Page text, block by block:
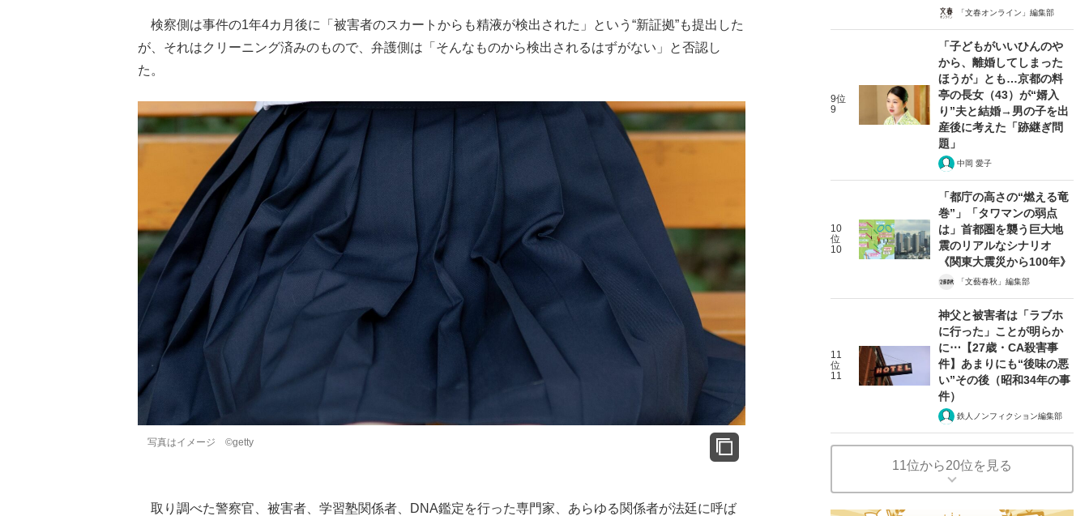
検察側は事件の1年4カ月後に「被害者のスカートからも精液が検出された」という“新証拠”も提出した
が、それはクリーニング済みのもので、弁護側は「そんなものから検出されるはずがない」と否認し
た。
写真はイメージ ©getty
取り調べた警察官、被害者、学習塾関係者、DNA鑑定を行った専門家、あらゆる関係者が法廷に呼ば
「文春オンライン」編集部
9位
9
「子どもがいいひんのや
から、離婚してしまった
ほうが」とも…京都の料
亭の長女（43）が“婿入
り”夫と結婚→男の子を出
産後に考えた「跡継ぎ問
題」
中岡 愛子
10
位
10
「都庁の高さの“燃える竜
巻”」「タワマンの弱点
は」首都圏を襲う巨大地
震のリアルなシナリオ
《関東大震災から100年》
「文藝春秋」編集部
11
位
11
神父と被害者は「ラブホ
に行った」ことが明らか
に⋯【27歳・CA殺害事
件】あまりにも“後味の悪
い”その後（昭和34年の事
件）
鉄人ノンフィクション編集部
11位から20位を見る